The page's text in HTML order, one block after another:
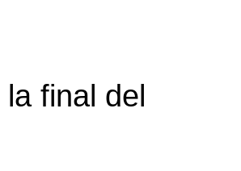
final del